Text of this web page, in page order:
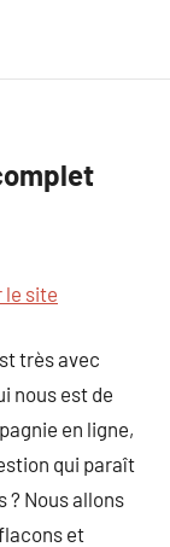
le site
très avec
nous est de
en ligne,
qui paraît
? Nous allons
et